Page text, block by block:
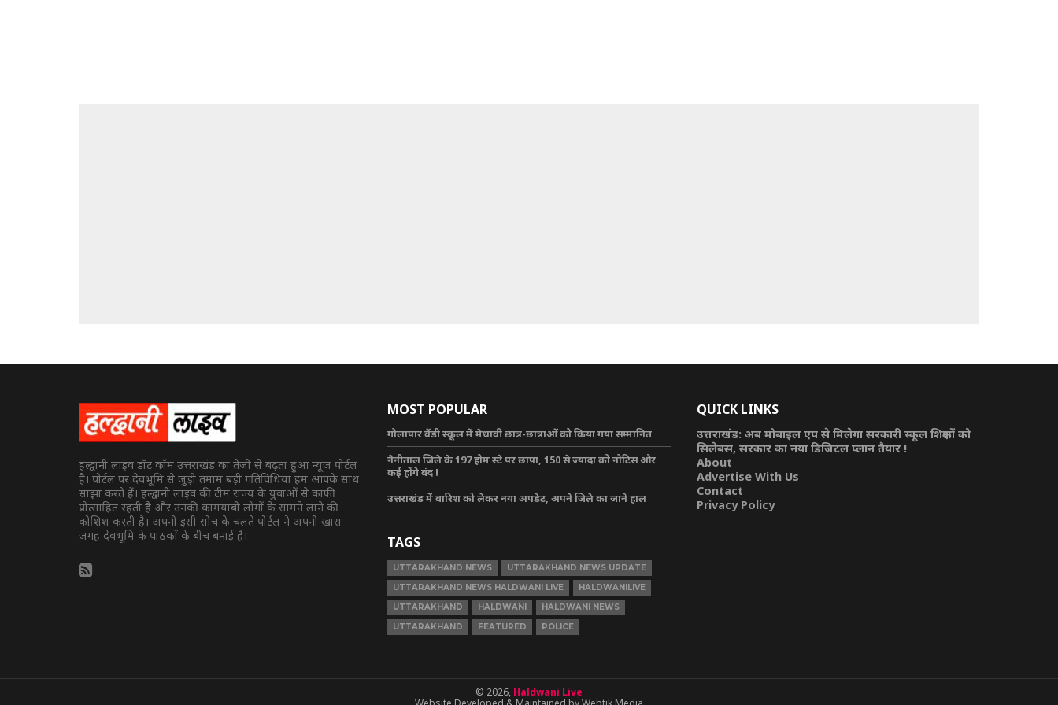
हल्द्वानी लाइव डॉट कॉम उत्तराखंड का तेजी से बढ़ता हुआ न्यूज पोर्टल
है। पोर्टल पर देवभूमि से जुड़ी तमाम बड़ी गतिविधियां हम आपके साथ
साझा करते हैं। हल्द्वानी लाइव की टीम राज्य के युवाओं से काफी
प्रोत्साहित रहती है और उनकी कामयाबी लोगों के सामने लाने की
कोशिश करती है। अपनी इसी सोच के चलते पोर्टल ने अपनी खास
जगह देवभूमि के पाठकों के बीच बनाई है।
MOST POPULAR
गौलापार वैंडी स्कूल में मेधावी छात्र-छात्राओं को किया गया सम्मानित
नैनीताल जिले के 197 होम स्टे पर छापा, 150 से ज्यादा को नोटिस और
कई होंगे बंद !
उत्तराखंड में बारिश को लेकर नया अपडेट, अपने जिले का जाने हाल
QUICK LINKS
उत्तराखंड: अब मोबाइल एप से मिलेगा सरकारी स्कूल शिक्षकों को
सिलेबस, सरकार का नया डिजिटल प्लान तैयार !
About
Advertise With Us
Contact
Privacy Policy
TAGS
UTTARAKHAND NEWS
UTTARAKHAND NEWS UPDATE
UTTARAKHAND NEWS HALDWANI LIVE
HALDWANILIVE
UTTARAKHAND
HALDWANI
HALDWANI NEWS
UTTARAKHAND
FEATURED POLICE
© 2026, Haldwani Live